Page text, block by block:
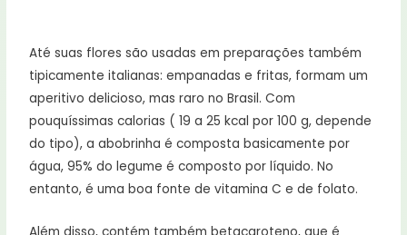
Até suas flores são usadas em preparações também
tipicamente italianas: empanadas e fritas, formam um
aperitivo delicioso, mas raro no Brasil. Com
pouquíssimas calorias ( 19 a 25 kcal por 100 g, depende
do tipo), a abobrinha é composta basicamente por
água, 95% do legume é composto por líquido. No
entanto, é uma boa fonte de vitamina C e de folato.